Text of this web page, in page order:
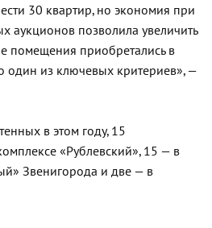
30 квартир, но экономия при
аукционов позволила увеличить
помещения приобретались в
один из ключевых критериев», —
в этом году, 15
«Рублевский», 15 — в
Звенигорода и две — в